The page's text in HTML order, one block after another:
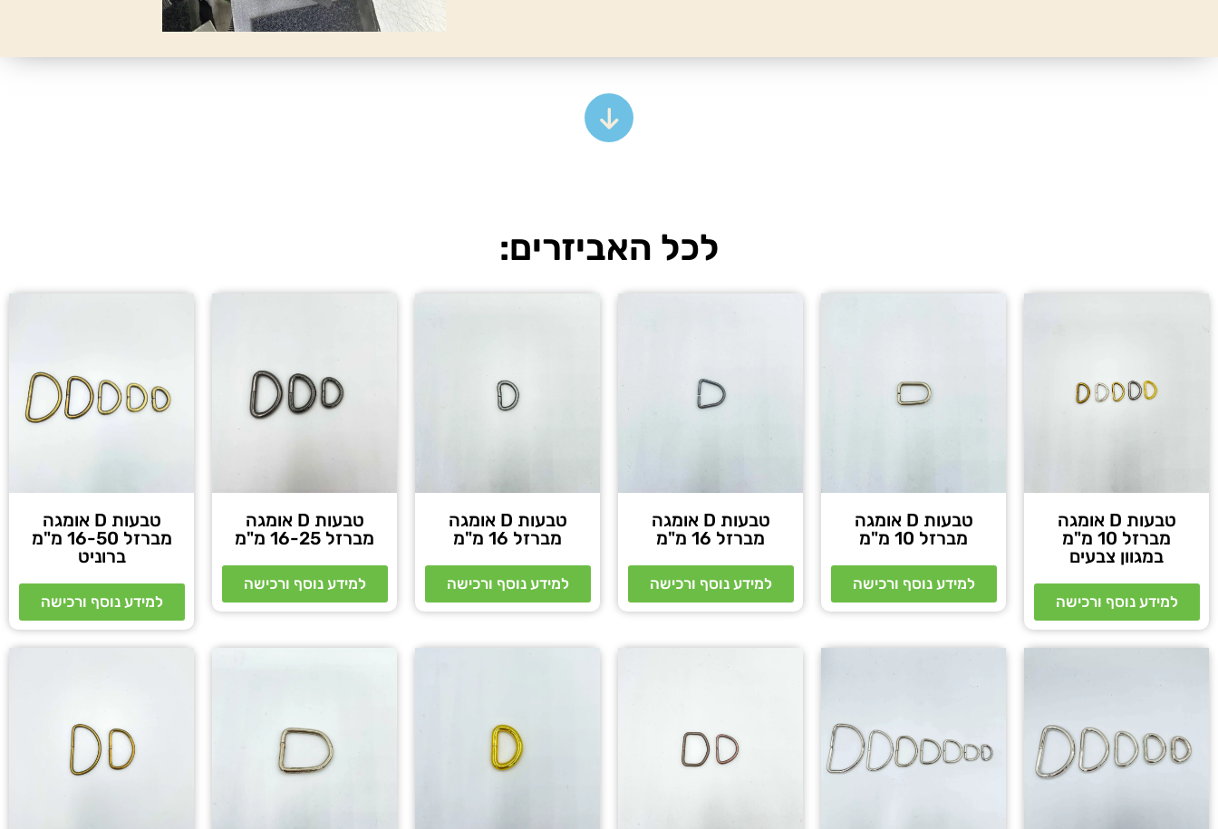
לכל האביזרים:
טבעות D אומגה
מברזל 10 מ"מ
במגוון צבעים
למידע נוסף ורכישה
טבעות D אומגה
מברזל 10 מ"מ
למידע נוסף ורכישה
טבעות D אומגה
מברזל 16 מ"מ
למידע נוסף ורכישה
טבעות D אומגה
מברזל 16 מ"מ
למידע נוסף ורכישה
טבעות D אומגה
מברזל 16-25 מ"מ
למידע נוסף ורכישה
טבעות D אומגה
מברזל 16-50 מ"מ
ברוניט
למידע נוסף ורכישה